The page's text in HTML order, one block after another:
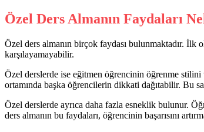
Özel Ders Almanın Faydaları
Özel ders almanın birçok faydası bulunmaktadır. İlk
karşılayamayabilir.
Özel derslerde ise eğitmen öğrencinin öğrenme
ortamında başka öğrencilerin dikkati dağıtabilir. Bu
Özel derslerde ayrıca daha fazla esneklik bulunur.
ders almanın bu faydaları, öğrencinin başarısını